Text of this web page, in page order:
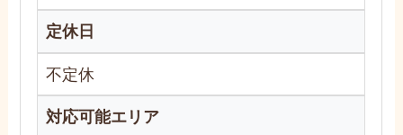
定休日
不定休
対応可能エリア